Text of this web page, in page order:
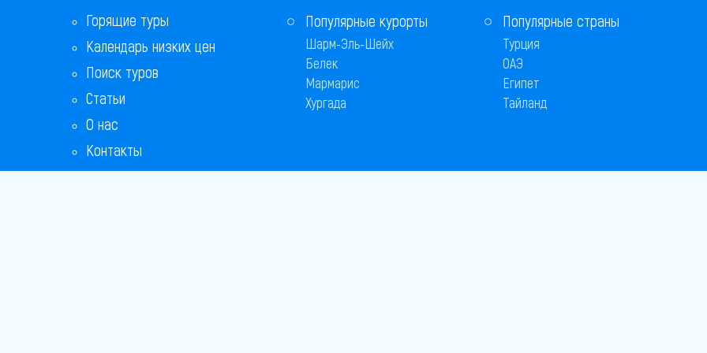
Горящие туры
Календарь низких цен
Поиск туров
Статьи
О нас
Контакты
Популярные курорты
Шарм-Эль-Шейх
Белек
Мармарис
Хургада
Популярные страны
Турция
ОАЭ
Египет
Тайланд